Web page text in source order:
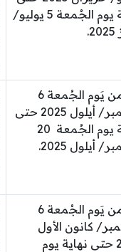
نهاية يوم الجُمعة 5 يوليو/
بدءََ من يَوم الجُمعة 6
سبتمبر/ أيلول 2025 حتى
نهاية يوم الجُمعة 20
أيلول 2025.
بدءََ من يَوم الجُمعة 6
كانون الأول
2025 حتى نهاية يوم